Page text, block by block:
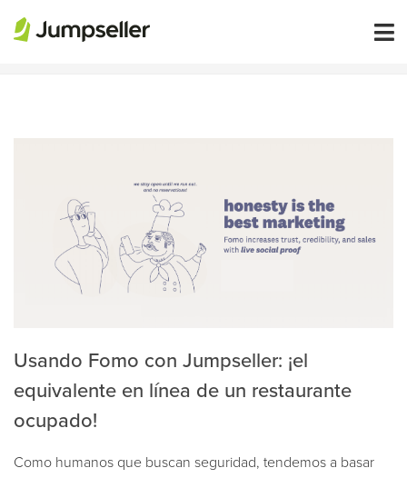
SERVICIO AL CLIENTE
Usando Fomo con Jumpseller: ¡el
equivalente en línea de un restaurante
ocupado!
Como humanos que buscan seguridad, tendemos a basar